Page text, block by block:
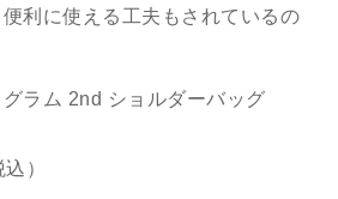
利に使える工夫もされているの
ラム 2nd ショルダーバッグ
）